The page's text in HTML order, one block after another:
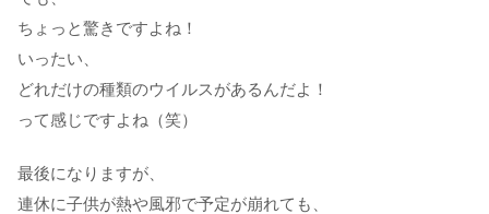
ちょっと驚きですよね！
いったい、
どれだけの種類のウイルスがあるんだよ！
って感じですよね（笑）
最後になりますが、
連休に子供が熱や風邪で予定が崩れても、